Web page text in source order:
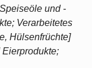
und -
Verarbeitetes
Hülsenfrüchte]